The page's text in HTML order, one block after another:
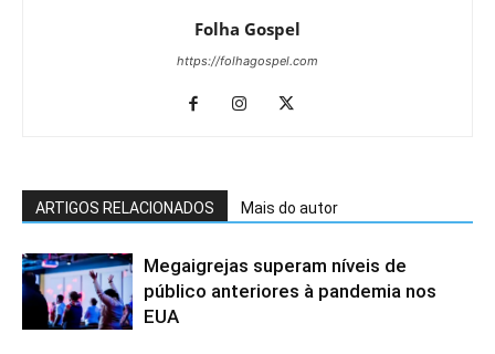
Folha Gospel
https://folhagospel.com
ARTIGOS RELACIONADOS Mais do autor
Megaigrejas superam níveis de
público anteriores à pandemia nos
EUA